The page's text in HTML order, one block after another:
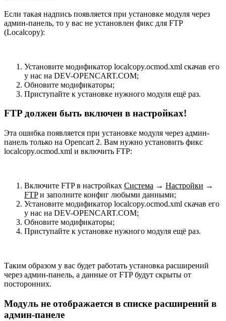
Если такая надпись появляется при установке модуля через
админ-панель, то у вас не установлен фикс для FTP
(Localcopy):
Установите модификатор localcopy.ocmod.xml скачав его
у нас на DEV-OPENCART.COM;
Обновите модификаторы;
Приступайте к установке нужного модуля ещё раз.
FTP должен быть включен в настройках!
Эта ошибка появляется при установке модуля через админ-
панель только на Opencart 2. Вам нужно установить фикс
localcopy.ocmod.xml и включить FTP:
Включите FTP в настройках Система → Настройки →
FTPи заполните конфиг любыми данными;
Установите модификатор localcopy.ocmod.xml скачав его
у нас на DEV-OPENCART.COM;
Обновите модификаторы;
Приступайте к установке нужного модуля ещё раз.
Таким образом у вас будет работать установка расширений
через админ-панель, а данные от FTP будут скрыты от
посторонних.
Модуль не отображается в списке расширений в
админ-панеле